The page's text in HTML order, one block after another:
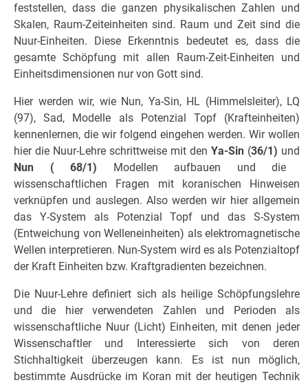
feststellen, dass die ganzen physikalischen Zahlen und
Skalen, Raum-Zeiteinheiten sind. Raum und Zeit sind die
Nuur-Einheiten. Diese Erkenntnis bedeutet es, dass die
gesamte Schöpfung mit allen Raum-Zeit-Einheiten und
Einheitsdimensionen nur von Gott sind.
Hier werden wir, wie Nun, Ya-Sin, HL (Himmelsleiter), LQ
(97), Sad, Modelle als Potenzial Topf (Krafteinheiten)
kennenlernen, die wir folgend eingehen werden. Wir wollen
hier die Nuur-Lehre schrittweise mit den Ya-Sin (36/1) und
Nun ( 68/1) Modellen aufbauen und die
wissenschaftlichen Fragen mit koranischen Hinweisen
verknüpfen und auslegen. Also werden wir hier allgemein
das Y-System als Potenzial Topf und das S-System
(Entweichung von Welleneinheiten) als elektromagnetische
Wellen interpretieren. Nun-System wird es als Potenzialtopf
der Kraft Einheiten bzw. Kraftgradienten bezeichnen.
Die Nuur-Lehre definiert sich als heilige Schöpfungslehre
und die hier verwendeten Zahlen und Perioden als
wissenschaftliche Nuur (Licht) Einheiten, mit denen jeder
Wissenschaftler und Interessierte sich von deren
Stichhaltigkeit überzeugen kann. Es ist nun möglich,
bestimmte Ausdrücke im Koran mit der heutigen Technik